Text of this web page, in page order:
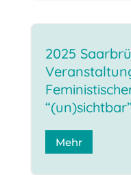
2025
“(un)sichtbar”
Mehr